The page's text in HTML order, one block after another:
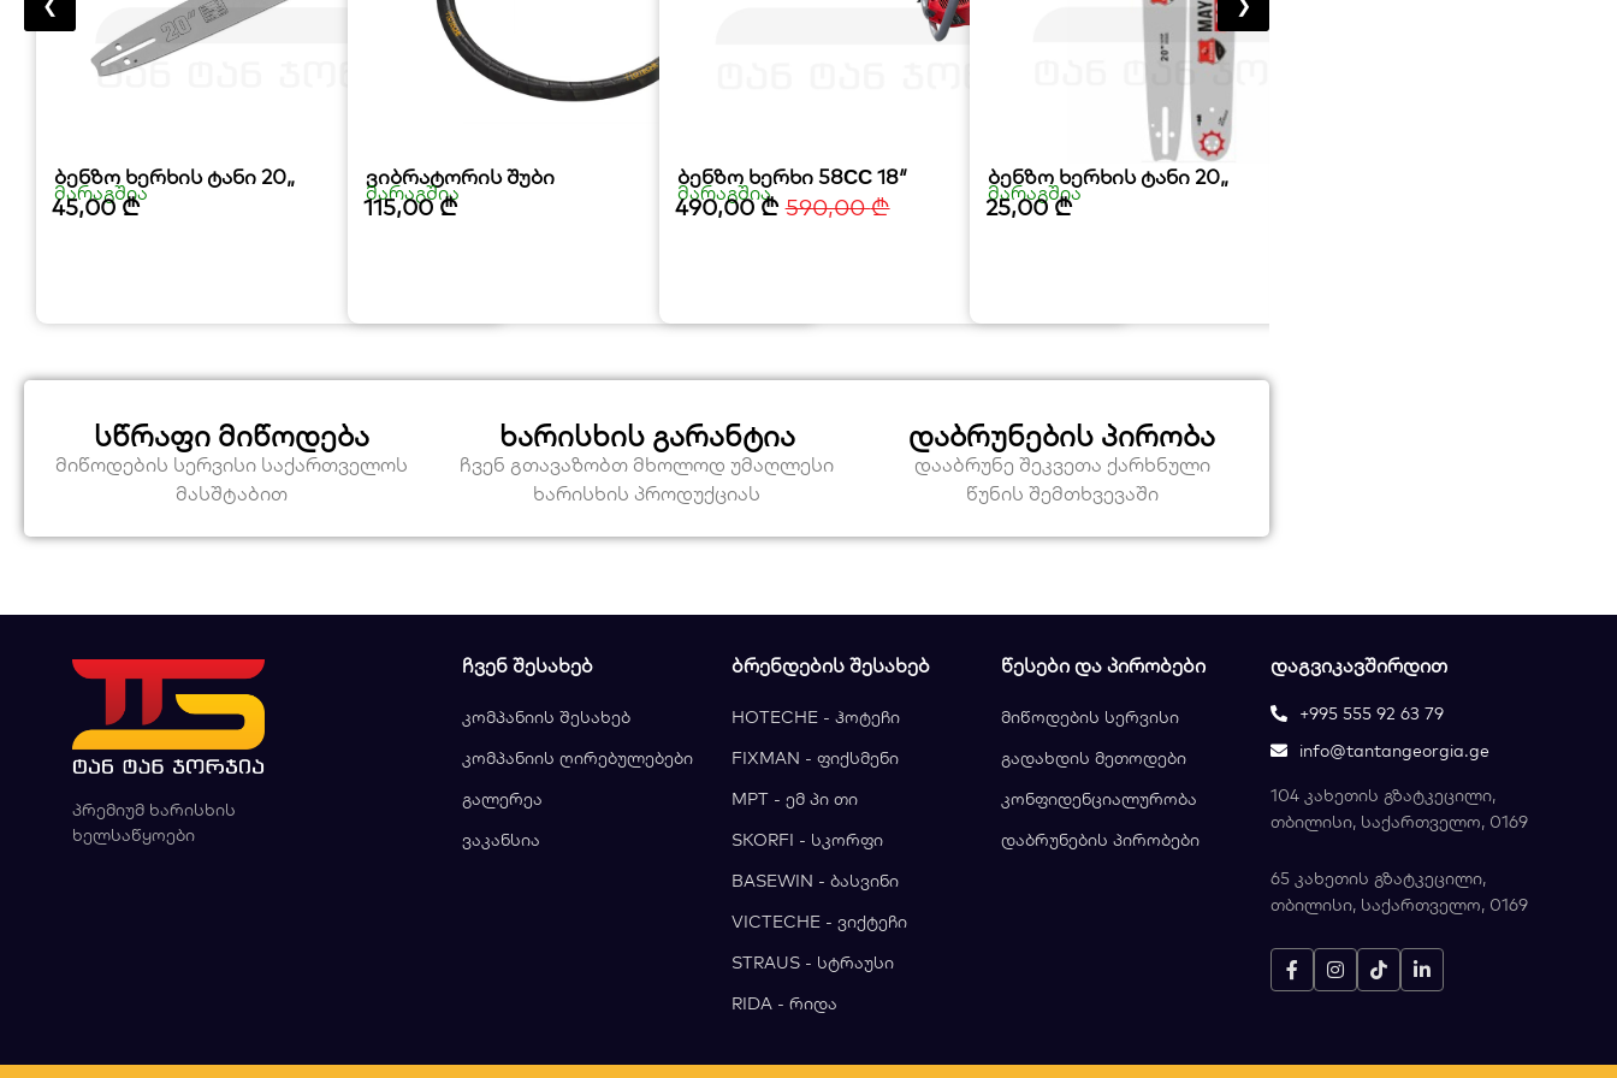
ბენზო ხერხის ტანი 20„
მარაგშია
45,00₾
ვიბრატორის შუბი
მარაგშია
115,00₾
ბენზო ხერხი 58СС 18″
მარაგშია
490,00₾ 590,00₾
ბენზო ხერხის ტანი 20„
მარაგშია
25,00₾
სწრაფი მიწოდება
მიწოდების სერვისი საქართველოს
მასშტაბით
ხარისხის გარანტია
ჩვენ გთავაზობთ მხოლოდ უმაღლესი
ხარისხის პროდუქციას
დაბრუნების პირობა
დააბრუნე შეკვეთა ქარხნული
წუნის შემთხვევაში
პრემიუმ ხარისხის
ხელსაწყოები
ᲩᲕᲔᲜ ᲨᲔᲡᲐᲮᲔᲑ
კომპანიის შესახებ
კომპანიის ღირებულებები
გალერეა
ვაკანსია
ᲑᲠᲔᲜᲓᲔᲑᲘᲡ ᲨᲔᲡᲐᲮᲔᲑ
HOTECHE - ჰოტეჩი
FIXMAN - ფიქსმენი
MPT - ემ პი თი
SKORFI - სკორფი
BASEWIN - ბასვინი
VICTECHE - ვიქტეჩი
STRAUS - სტრაუსი
RIDA - რიდა
ᲬᲔᲡᲔᲑᲘ ᲓᲐ ᲞᲘᲠᲝᲑᲔᲑᲘ
მიწოდების სერვისი
გადახდის მეთოდები
კონფიდენციალურობა
დაბრუნების პირობები
ᲓᲐᲒᲕᲘᲙᲐᲕᲨᲘᲠᲓᲘᲗ
+995 555 92 63 79
info@tantangeorgia.ge
104 კახეთის გზატკეცილი,
თბილისი, საქართველო, 0169
65 კახეთის გზატკეცილი,
თბილისი, საქართველო, 0169